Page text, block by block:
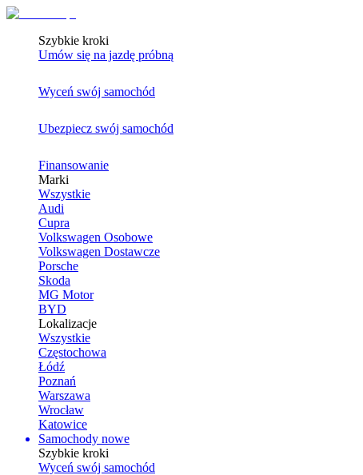
Szybkie kroki
Umów się na jazdę próbną
Wyceń swój samochód
Ubezpiecz swój samochód
Finansowanie
Marki
Wszystkie
Audi
Cupra
Volkswagen Osobowe
Volkswagen Dostawcze
Porsche
Skoda
MG Motor
BYD
Lokalizacje
Wszystkie
Częstochowa
Łódź
Poznań
Warszawa
Wrocław
Katowice
Samochody nowe
Szybkie kroki
Wyceń swój samochód